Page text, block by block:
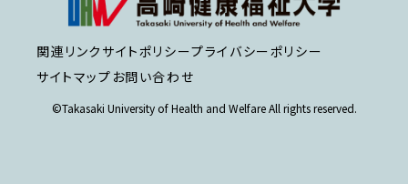
関連リンク サイトポリシープライバシーポリシー
サイトマップ お問い合わせ
©Takasaki University of Health and Welfare All rights reserved.